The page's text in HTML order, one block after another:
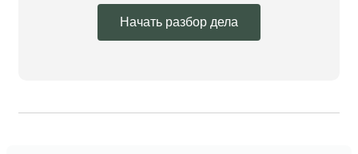
Начать разбор дела